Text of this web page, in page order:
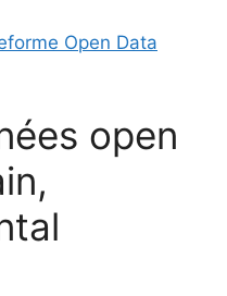
Open Data
open